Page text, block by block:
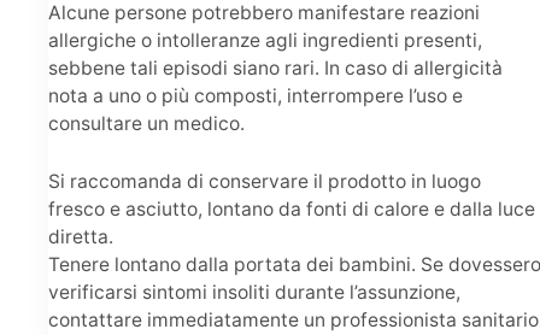
Alcune persone potrebbero manifestare reazioni
allergiche o intolleranze agli ingredienti presenti,
sebbene tali episodi siano rari. In caso di allergicità
nota a uno o più composti, interrompere l’uso e
consultare un medico.
Si raccomanda di conservare il prodotto in luogo
fresco e asciutto, lontano da fonti di calore e dalla luce
diretta.
Tenere lontano dalla portata dei bambini. Se dovessero
verificarsi sintomi insoliti durante l’assunzione,
contattare immediatamente un professionista sanitario